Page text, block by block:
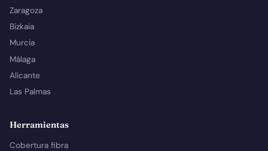
Zaragoza
Bizkaia
Murcia
Málaga
Alicante
Las Palmas
Herramientas
Cobertura fibra